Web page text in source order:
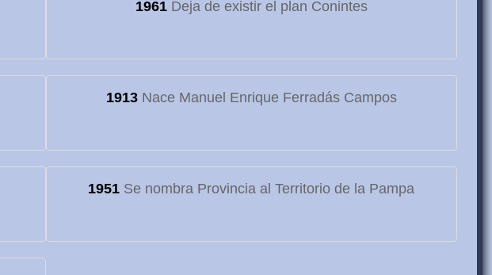
1961Deja de existir el plan Conintes
1913Nace Manuel Enrique Ferradás Campos
1951 Se nombra Provincia al Territorio de la Pampa